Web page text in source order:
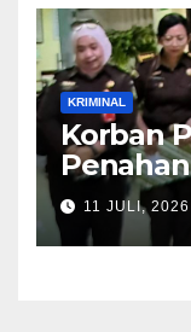
KRIMINAL
Korban
Kasi
Nanti
11 JULI, 2026